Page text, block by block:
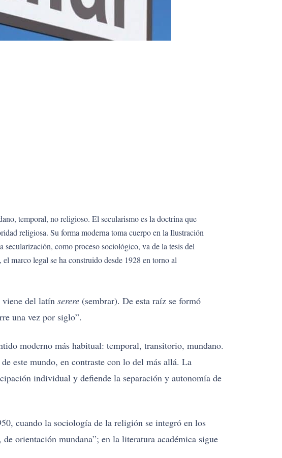
temporal, no religioso. El secularismo es la doctrina que
religiosa. Su forma moderna toma cuerpo en la Ilustración
como proceso sociológico, va de la tesis del
marco legal se ha construido desde 1928 en torno al
viene del latín serere (sembrar). De esta raíz se formó
una vez por siglo”.
moderno más habitual: temporal, transitorio, mundano.
este mundo, en contraste con lo del más allá. La
individual y defiende la separación y autonomía de
cuando la sociología de la religión se integró en los
orientación mundana”; en la literatura académica sigue